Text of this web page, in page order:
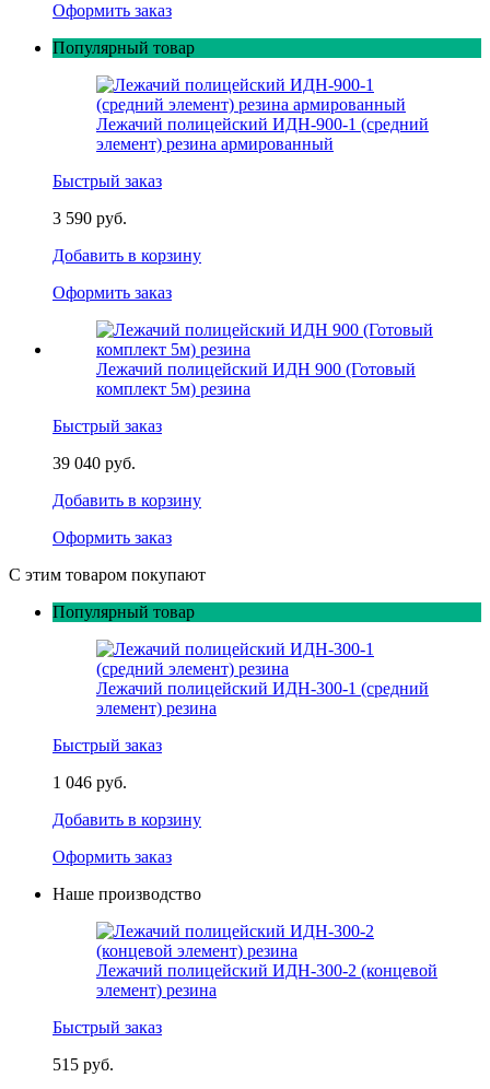
Оформить заказ
Популярный товар
Лежачий полицейский ИДН-900-1 (средний
элемент) резина армированный
Быстрый заказ
3 590 руб.
Добавить в корзину
Оформить заказ
Лежачий полицейский ИДН 900 (Готовый
комплект 5м) резина
Быстрый заказ
39 040 руб.
Добавить в корзину
Оформить заказ
С этим товаром покупают
Популярный товар
Лежачий полицейский ИДН-300-1 (средний
элемент) резина
Быстрый заказ
1 046 руб.
Добавить в корзину
Оформить заказ
Наше производство
Лежачий полицейский ИДН-300-2 (концевой
элемент) резина
Быстрый заказ
515 руб.